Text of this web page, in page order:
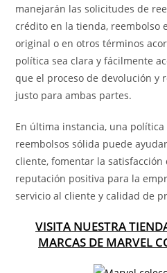
manejarán las solicitudes de
crédito en la tienda, reembolso
original o en otros términos
política sea clara y fácilmente
que el proceso de devolución y
justo para ambas partes.
En última instancia, una
reembolsos sólida puede
cliente, fomentar la
reputación positiva para la
servicio al cliente y calidad de
VISITA NUESTRA
MARCAS DE MARVEL